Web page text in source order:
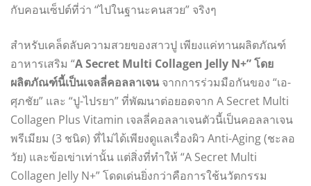
กับคอนเซ็ปต์ที่ว่า “ไปในฐานะคนสวย” จริงๆ
สำหรับเคล็ดลับความสวยของสาวปู เพียงแค่ทานผลิตภัณฑ์
อาหารเสริม “A Secret Multi Collagen Jelly N+” โดย
ผลิตภัณฑ์นี้เป็นเจลลี่คอลลาเจน จากการร่วมมือกันของ “เอ-
ศุภชัย” และ “ปู-ไปรยา” ที่พัฒนาต่อยอดจาก A Secret Multi
Collagen Plus Vitamin เจลลี่คอลลาเจนตัวนี้เป็นคอลลาเจน
พรีเมียม (3 ชนิด) ที่ไม่ได้เพียงดูแลเรื่องผิว Anti-Aging (ชะลอ
วัย) และข้อเข่าเท่านั้น แต่สิ่งที่ทำให้ “A Secret Multi
Collagen Jelly N+” โดดเด่นยิ่งกว่าคือการใช้นวัตกรรม